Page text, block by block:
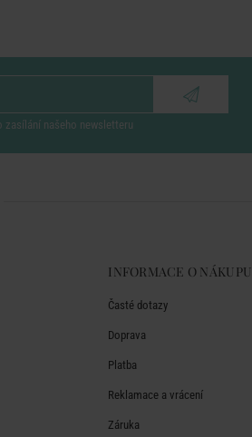
zasílání našeho newsletteru
INFORMACE O NÁKUPU
Časté dotazy
Doprava
Platba
Reklamace a vrácení
Záruka